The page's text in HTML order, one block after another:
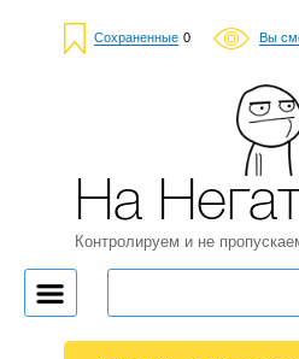
Сохраненные 0 Вы
На
Контролируем и не